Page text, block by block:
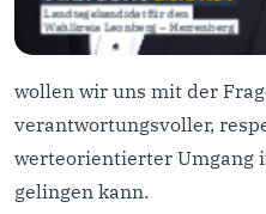
wollen wir uns mit der
verantwortungsvoller,
werteorientierter Umgang
gelingen kann.